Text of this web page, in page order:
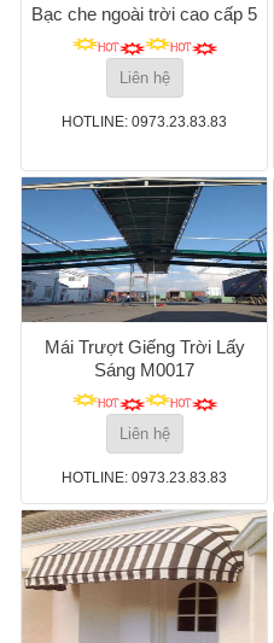
Bạc che ngoài trời cao cấp 5
Liên hệ
HOTLINE: 0973.23.83.83
Mái Trượt Giếng Trời Lấy
Sáng M0017
Liên hệ
HOTLINE: 0973.23.83.83